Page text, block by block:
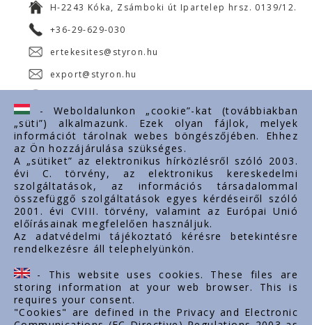
H-2243 Kóka, Zsámboki út Ipartelep hrsz. 0139/12.
+36-29-629-030
ertekesites@styron.hu
export@styron.hu
Fontos linkek
Rólunk
Dokumentumok
Kapcsolat
Karrier
Cég adatok
Tárhely adatok
Támogatások
- Weboldalunkon „cookie”-kat (továbbiakban
„süti”) alkalmazunk. Ezek olyan fájlok, melyek
információt tárolnak webes böngészőjében. Ehhez
az Ön hozzájárulása szükséges.
A „sütiket” az elektronikus hírközlésről szóló 2003.
évi C. törvény, az elektronikus kereskedelmi
szolgáltatások, az információs társadalommal
összefüggő szolgáltatások egyes kérdéseiről szóló
2001. évi CVIII. törvény, valamint az Európai Unió
előírásainak megfelelően használjuk.
Az adatvédelmi tájékoztató kérésre betekintésre
rendelkezésre áll telephelyünkön.
- This website uses cookies. These files are
storing information at your web browser. This is
requires your consent.
"Cookies" are defined in the Privacy and Electronic